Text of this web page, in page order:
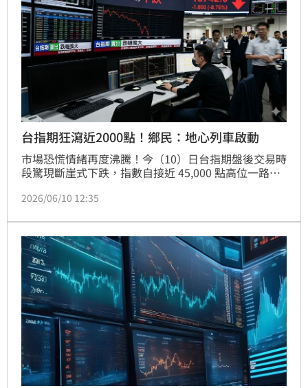
台指期狂瀉近2000點！鄉民：地心列車啟動
市場恐慌情緒再度沸騰！今（10）日台指期盤後交易時
段驚現斷崖式下跌，指數自接近 45,000 點高位一路溜
關，跌幅超過 4%。主要受到美股科技股與半導體板塊
（Marvell）等權值股跌勢慘烈，三倍放空費半指數的
ETF（SOXS）更應聲暴漲逾 16%，連鎖引爆全球程式
單與停損單集體觸發，市場哀
2026/06/10 12:35